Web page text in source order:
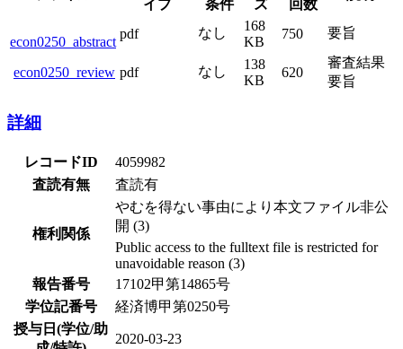
イプ
条件
ズ
回数
econ0250_abstract
pdf なし
168
KB
750 要旨
econ0250_review pdf なし
138
KB
620
審査結果
要旨
詳細
レコードID
4059982
査読有無
査読有
権利関係
やむを得ない事由により本文ファイル非公
開 (3)
Public access to the fulltext file is restricted for
unavoidable reason (3)
報告番号
17102甲第14865号
学位記番号
経済博甲第0250号
授与日(学位/助
2020-03-23